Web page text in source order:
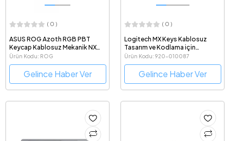
( 0 )
ASUS ROG Azoth RGB PBT
Keycap Kablosuz Mekanik NX
Red Switch OLED Ekranlı Türkçe
Q Gaming Klavye
Ürün Kodu: ROG
AZOTH/NXRD/UK/PBT
Gelince Haber Ver
( 0 )
Logitech MX Keys Kablosuz
Tasarım ve Kodlama için
Tasarlanmış Türkçe Q Klavye
Ürün Kodu: 920-010087
Gelince Haber Ver